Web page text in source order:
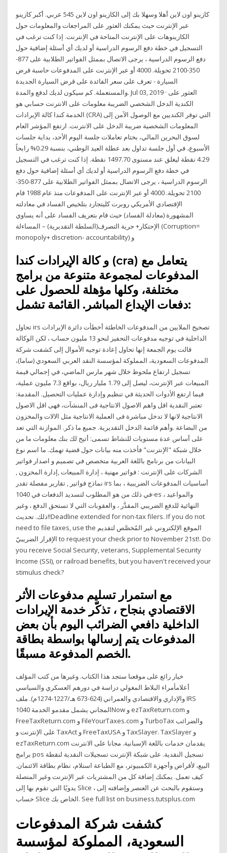
كازينو اون لاين أهلا وسهلا بك إلى الكازينو اون لاين 545 عربي. أكبر كازينو
عبر الإنترنت حيث يمكنك العثور على المراجعات والمعلومات حول
الكازينوهات على الإنترنت المتاحة في الإنترنت. إذا كنت ترغب في
التسجيل في خطة دفع الرسوم الدراسية أو لديك أي أسئلة إضافية حول
دفع الرسوم الدراسية ، يرجى الاتصال بممثل الفواتير الطلابية على 877-
350-2100 تحويلة. 4000 أو عبر الإنترنت على المدفوعات حاسبة قرض
السيارة - تعرف على سعر الفائدة على قرض السيارة الجديدة
والمستعملة. كم سيكون لديك لدفع والمدة. Jul 03, 2019 · العثور على
الكندية الدخل الشخصي الضريبة معلومات على الانترنت حسابي هو
الخدمة كندا كالة الإيرادات (CRA) التي توفر الكنديين مع الوصول الآمن إلى
المعلومات الشخصية ضريبة الدخل على الانترنت. ارتفع المؤشر العام
لسوق البحرين المالي، بختام تعاملات جلسة اليوم الأحد، بداية جلسات
الأسبوع، في أول جلسة تداول بعد عطلة العيد الوطني، بنسبة 0.29% رابحاً
4.29 نقطة ليغلق عند مستوى 1497.70 نقطة. إذا كنت ترغب في التسجيل
في خطة دفع الرسوم الدراسية أو لديك أي أسئلة إضافية حول دفع
الرسوم الدراسية ، يرجى الاتصال بممثل الفواتير الطلابية على 877-350-
2100 تحويلة. 4000 أو عبر الإنترنت على المدفوعات منذ عام 1988 قام
الإقتصادي الأمريكي روبرت كليتجارد بتلخيص الفساد في معادلته
المشهورة (معادلة الفساد) حيث قام بتعريف الفساد على أنه يساوي
الإحتكار+ حرية التصرف(السلطة التقديرية) – المساءلة (Corruption=
monopoly+ discretion- accountability) و
و كالة الإيرادات كندا (cra) يتعامل مع
المدفوعات لمجموعة متنوعة من برامج
مختلفة، وكلها مؤهلة للحصول على
دفعات الإيداع المباشر. القائمة تشمل:
تحاول irs تصحيح الملايين من المدفوعات الخاطئة أخطأت دائرة الإيرادات
الداخلية في توجيه مدفوعات التحفيز لنحو 13 مليون حساب ، لكن الوكالة
قالت يوم الجمعة إنها تحاول إعادة توجيه الأموال إلى كشفت شركة
المدفوعات السعودية، المملوكة لمؤسسة النقد العربي السعودي (ساما)،
تسجيل ارتفاع ملحوظ خلال شهر مارس الماضي، في إجمالي قيمة
المبيعات عبر الإنترنت، ليصل إلى 1.79 مليار ريال، بواقع 7.3 مليون عملية،
فيما ارتفع الأدوات الحديثة في تنظيم وإدارة عمليات التحصيل. المقدمة:
تعتبر النقدية اقل واهم الاصول الانتاجية فى المنشآت، فهى اقل الاصول
الانتاجية لانها لا تدخل مباشرة فى العملية الانتاجية مثل الالات والمخزون
من البضاعة .وأهم قائمة الدخل التقديرية. جميع ما ذكر. الموازنة التي تعد
على أساس عدة مستويات للنشاط تسمى: أتيح لك بنك معلومات ما من
خلال شبكة "الإنترنت" فأخذت منه بيانات حول قضية تهمك. ما اسم نوع
البيانات من برنامج باللغة العربیة متخصص في تصمیم و اصدار فواتیر
الشركات على الإنترنت : فواتیر مھنیة ، إدارة المبیعات ,إدارة المخزون ,
نماذج فواتیر , تقاریر مفصلة تقدر irs أساسيات المدفوعات الضريبية ، بما
في ذلك من هو المطلوب لتسديد الدفعات في 1040-es ، والمواعيد
النهائية للدفع الضريبي المقدَّر ، والعقوبات التي لا تستحق الدفع ، وغير
ذلك. تحديث!!Deadline extended for non-tax filers. If you do not
need to file taxes, use the الموقع الإلكتروني غير المُخصَّص لتقديم
الإقرار الضريبيّ to request your check prior to November 21st!. Do
you receive Social Security, veterans, Supplemental Security
Income (SSI), or railroad benefits, but you haven't received your
stimulus check?
مع استمرار تسليم مدفوعات الأثر
الاقتصادي بنجاح ، تذكّر خدمة الإيرادات
الداخلية دافعي الضرائب اليوم بأن بعض
المدفوعات يتم إرسالها بواسطة بطاقة
الخصم المدفوعة مسبقًا.
خيار رائع على موقعنا ستجد هذا الكتاب. وغيرها من كتب المؤلف
أعلامأمراء البلاط المغولي دراسة في دورهم العسكري والسياسي
والإداري والاقتصادي والعمراني (624-673 هـ/1227-1274م). ملف IRS
المجاني يشمل مقدمو الخدمة 1040Now و ezTaxReturn.com و
FreeTaxReturn.com و FileYourTaxes.com و TurboTax والضرائب
على الإنترنت و TaxAct و FreeTaxUSA و TaxSlayer. TaxSlayer و
ezTaxReturn.com يقدمان خدمات باللغة الإسبانية. مجانا على الانترنت
برامج pos تسجيل النقدية. على شبكة الإنترنت تسجيلات النقدية لنقطة
البيع، لأقراص وأجهزة الكمبيوتر، مع الطباعة استلام، نظام بطاقة الائتمان.
كيف تعمل. يمكنك إضافة كل من المشتريات عبر الإنترنت وغير المتصلة
يدويًا التي تقوم بها إلى Slice ، وستقوم بالبحث عن العنصر وإضافته إلى
حساب Slice الخاص بك. See full list on business.tutsplus.com
كشفت شركة المدفوعات
السعودية، المملوكة لمؤسسة